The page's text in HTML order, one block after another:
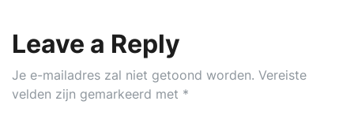
Leave a Reply
Je e-mailadres zal niet getoond worden. Vereiste
velden zijn gemarkeerd met *